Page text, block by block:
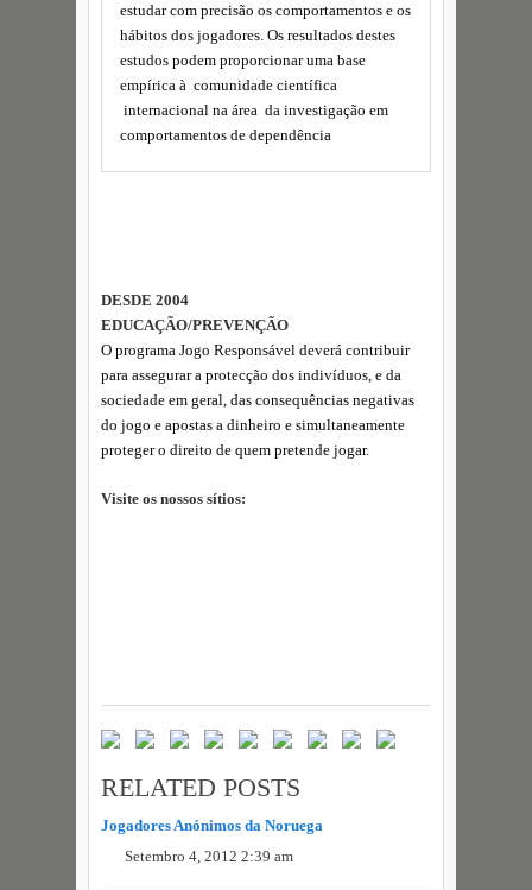
estudar com precisão os comportamentos e os
hábitos dos jogadores. Os resultados destes
estudos podem proporcionar uma base
empírica à comunidade científica
internacional na área da investigação em
comportamentos de dependência
DESDE 2004
EDUCAÇÃO/PREVENÇÃO
O programa Jogo Responsável deverá contribuir
para assegurar a protecção dos indivíduos, e da
sociedade em geral, das consequências negativas
do jogo e apostas a dinheiro e simultaneamente
proteger o direito de quem pretende jogar.
Visite os nossos sítios:
RELATED POSTS
Jogadores Anónimos da Noruega
Setembro 4, 2012 2:39 am